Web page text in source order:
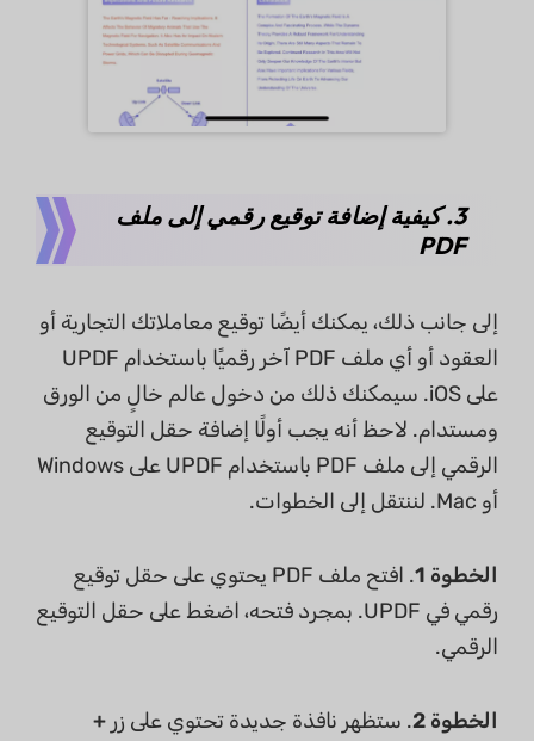
3. كيفية إضافة توقيع رقمي إلى ملف
PDF
إلى جانب ذلك، يمكنك أيضًا توقيع معاملاتك التجارية أو
العقود أو أي ملف PDF آخر رقميًا باستخدام UPDF
على iOS. سيمكنك ذلك من دخول عالم خالٍ من الورق
ومستدام. لاحظ أنه يجب أولًا إضافة حقل التوقيع
الرقمي إلى ملف PDF باستخدام UPDF على Windows
أو Mac. لننتقل إلى الخطوات.
الخطوة 1
. افتح ملف PDF يحتوي على حقل توقيع
رقمي في UPDF. بمجرد فتحه، اضغط على حقل التوقيع
الرقمي.
الخطوة 2 . ستظهر نافذة جديدة تحتوي على زر +